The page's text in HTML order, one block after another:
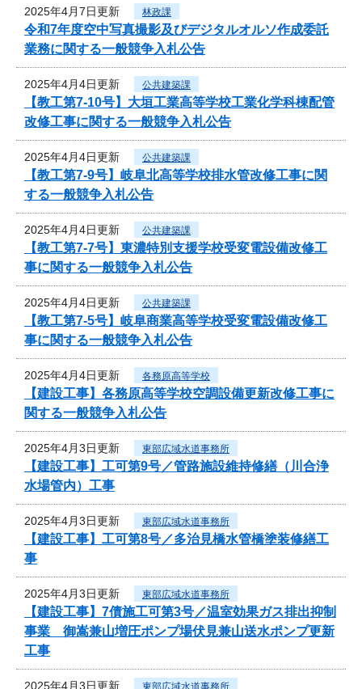
2025年4月7日更新 林政課
令和7年度空中写真撮影及びデジタルオルソ作成委託
業務に関する一般競争入札公告
2025年4月4日更新 公共建築課
【教工第7-10号】大垣工業高等学校工業化学科棟配管
改修工事に関する一般競争入札公告
2025年4月4日更新 公共建築課
【教工第7-9号】岐阜北高等学校排水管改修工事に関
する一般競争入札公告
2025年4月4日更新 公共建築課
【教工第7-7号】東濃特別支援学校受変電設備改修工
事に関する一般競争入札公告
2025年4月4日更新 公共建築課
【教工第7-5号】岐阜商業高等学校受変電設備改修工
事に関する一般競争入札公告
2025年4月4日更新 各務原高等学校
【建設工事】各務原高等学校空調設備更新改修工事に
関する一般競争入札公告
2025年4月3日更新 東部広域水道事務所
【建設工事】工可第9号／管路施設維持修繕（川合浄
水場管内）工事
2025年4月3日更新 東部広域水道事務所
【建設工事】工可第8号／多治見橋水管橋塗装修繕工
事
2025年4月3日更新 東部広域水道事務所
【建設工事】7債施工可第3号／温室効果ガス排出抑制
事業 御嵩兼山増圧ポンプ場伏見兼山送水ポンプ更新
工事
2025年4月3日更新 東部広域水道事務所